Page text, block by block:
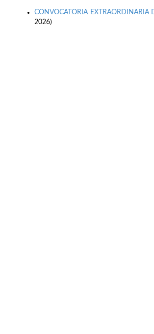
CONVOCATORIA EXTRAORDINARIA
2026)